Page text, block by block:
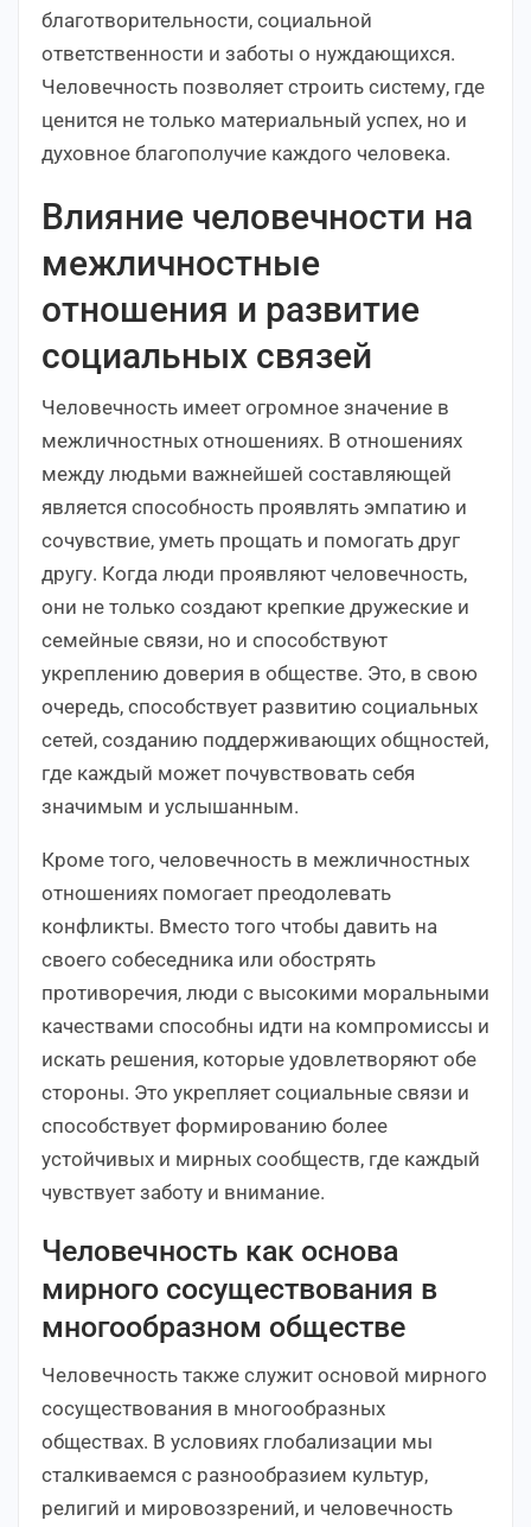
благотворительности, социальной
ответственности и заботы о нуждающихся.
Человечность позволяет строить систему, где
ценится не только материальный успех, но и
духовное благополучие каждого человека.
Влияние человечности на
межличностные
отношения и развитие
социальных связей
Человечность имеет огромное значение в
межличностных отношениях. В отношениях
между людьми важнейшей составляющей
является способность проявлять эмпатию и
сочувствие, уметь прощать и помогать друг
другу. Когда люди проявляют человечность,
они не только создают крепкие дружеские и
семейные связи, но и способствуют
укреплению доверия в обществе. Это, в свою
очередь, способствует развитию социальных
сетей, созданию поддерживающих общностей,
где каждый может почувствовать себя
значимым и услышанным.
Кроме того, человечность в межличностных
отношениях помогает преодолевать
конфликты. Вместо того чтобы давить на
своего собеседника или обострять
противоречия, люди с высокими моральными
качествами способны идти на компромиссы и
искать решения, которые удовлетворяют обе
стороны. Это укрепляет социальные связи и
способствует формированию более
устойчивых и мирных сообществ, где каждый
чувствует заботу и внимание.
Человечность как основа
мирного сосуществования в
многообразном обществе
Человечность также служит основой мирного
сосуществования в многообразных
обществах. В условиях глобализации мы
сталкиваемся с разнообразием культур,
религий и мировоззрений, и человечность